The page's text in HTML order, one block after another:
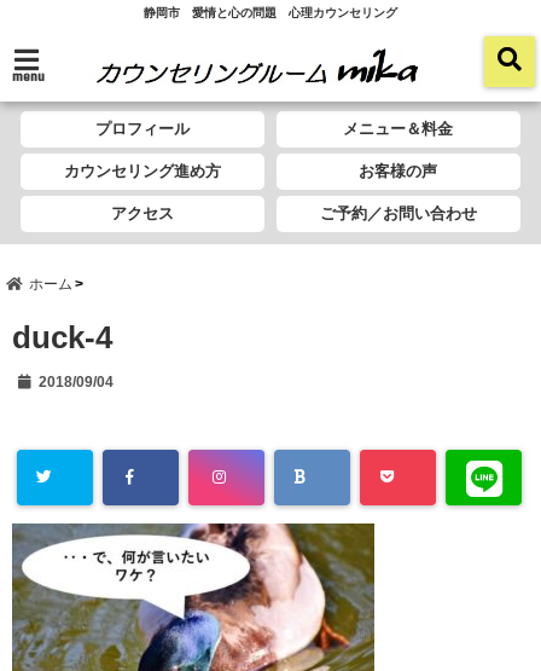
静岡市 愛情と心の問題 心理カウンセリング
menu
プロフィール メニュー＆料金
カウンセリング進め方 お客様の声
アクセス ご予約／お問い合わせ
ホーム
duck-4
2018/09/04